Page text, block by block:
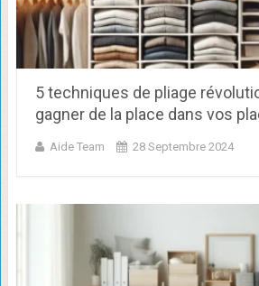
5 techniques de pliage
gagner de la place dans vos
Aide Team 28 Septembre 2024